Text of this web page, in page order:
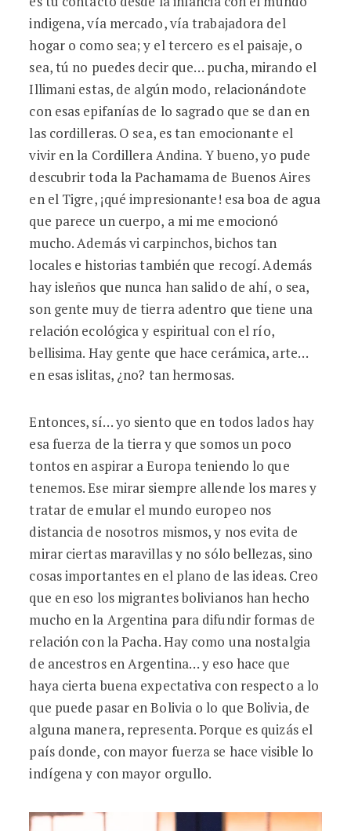
indigena, vía mercado, vía trabajadora del
hogar o como sea; y el tercero es el paisaje, o
sea, tú no puedes decir que… pucha, mirando el
Illimani estas, de algún modo, relacionándote
con esas epifanías de lo sagrado que se dan en
las cordilleras. O sea, es tan emocionante el
vivir en la Cordillera Andina. Y bueno, yo pude
descubrir toda la Pachamama de Buenos Aires
en el Tigre, ¡qué impresionante! esa boa de agua
que parece un cuerpo, a mi me emocionó
mucho. Además vi carpinchos, bichos tan
locales e historias también que recogí. Además
hay isleños que nunca han salido de ahí, o sea,
son gente muy de tierra adentro que tiene una
relación ecológica y espiritual con el río,
bellisima. Hay gente que hace cerámica, arte…
en esas islitas, ¿no? tan hermosas.
Entonces, sí… yo siento que en todos lados hay
esa fuerza de la tierra y que somos un poco
tontos en aspirar a Europa teniendo lo que
tenemos. Ese mirar siempre allende los mares y
tratar de emular el mundo europeo nos
distancia de nosotros mismos, y nos evita de
mirar ciertas maravillas y no sólo bellezas, sino
cosas importantes en el plano de las ideas. Creo
que en eso los migrantes bolivianos han hecho
mucho en la Argentina para difundir formas de
relación con la Pacha. Hay como una nostalgia
de ancestros en Argentina… y eso hace que
haya cierta buena expectativa con respecto a lo
que puede pasar en Bolivia o lo que Bolivia, de
alguna manera, representa. Porque es quizás el
país donde, con mayor fuerza se hace visible lo
indígena y con mayor orgullo.